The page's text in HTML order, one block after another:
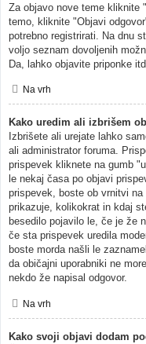
Za objavo nove teme kliknite
temo, kliknite "Objavi
potrebno registrirati. Na dnu
voljo seznam dovoljenih
Da, lahko objavite priponke itd.
Na vrh
Kako uredim ali izbrišem
Izbrišete ali urejate lahko
ali administrator foruma.
prispevek kliknete na gumb
le nekaj časa po objavi
prispevek, boste ob vrnitvi
prikazuje, kolikokrat in kdaj
besedilo pojavilo le, če je že
če sta prispevek uredila
boste morda našli le
da običajni uporabniki ne
nekdo že napisal odgovor.
Na vrh
Kako svoji objavi dodam